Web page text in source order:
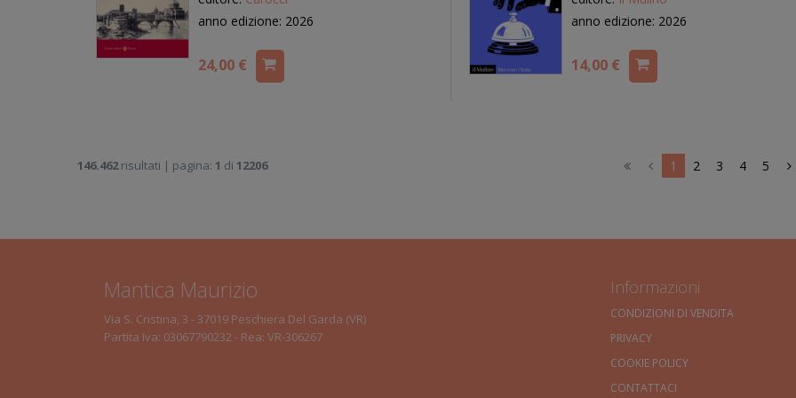
anno edizione: 2026
24,00 €
anno edizione: 2026
14,00 €
146.462risultati | pagina: 1 di 12206 1 2 3 4 5
Mantica Maurizio
Via S. Cristina, 3 - 37019 Peschiera Del Garda (VR)
Partita Iva: 03067790232 - Rea: VR-306267
Informazioni
CONDIZIONI DI VENDITA
PRIVACY
COOKIE POLICY
CONTATTACI